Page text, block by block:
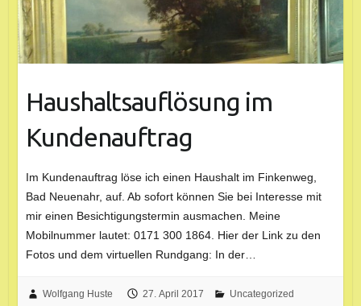
Haushaltsauflösung im
Kundenauftrag
Im Kundenauftrag löse ich einen Haushalt im Finkenweg,
Bad Neuenahr, auf. Ab sofort können Sie bei Interesse mit
mir einen Besichtigungstermin ausmachen. Meine
Mobilnummer lautet: 0171 300 1864. Hier der Link zu den
Fotos und dem virtuellen Rundgang: In der…
Wolfgang Huste 27. April 2017
Uncategorized